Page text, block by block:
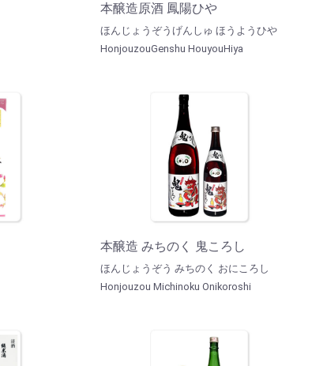
本醸造原酒 鳳陽ひや
ほんじょうぞうげんしゅ ほうようひや
HonjouzouGenshu HouyouHiya
本醸造 みちのく 鬼ころし
ほんじょうぞう みちのく おにころし
Honjouzou Michinoku Onikoroshi